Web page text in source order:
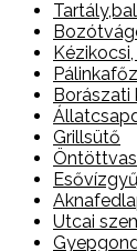
Borászati
Grillsütő
Utcai